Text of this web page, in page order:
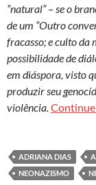
“natural” – se o
de um “Outro
fracasso; e culto da
possibilidade de
em diáspora, visto
produzir seu
violência.
ADRIANA DIAS
NEONAZISMO